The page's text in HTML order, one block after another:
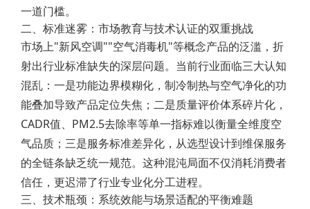
一道门槛。
二、标准迷雾：市场教育与技术认证的双重挑战
市场上"新风空调""空气消毒机"等概念产品的泛滥，折
射出行业标准缺失的深层问题。当前行业面临三大认知
混乱：一是功能边界模糊化，制冷制热与空气净化的功
能叠加导致产品定位失焦；二是质量评价体系碎片化，
CADR值、PM2.5去除率等单一指标难以衡量全维度空
气品质；三是服务标准差异化，从选型设计到维保服务
的全链条缺乏统一规范。这种混沌局面不仅消耗消费者
信任，更迟滞了行业专业化分工进程。
三、技术瓶颈：系统效能与场景适配的平衡难题